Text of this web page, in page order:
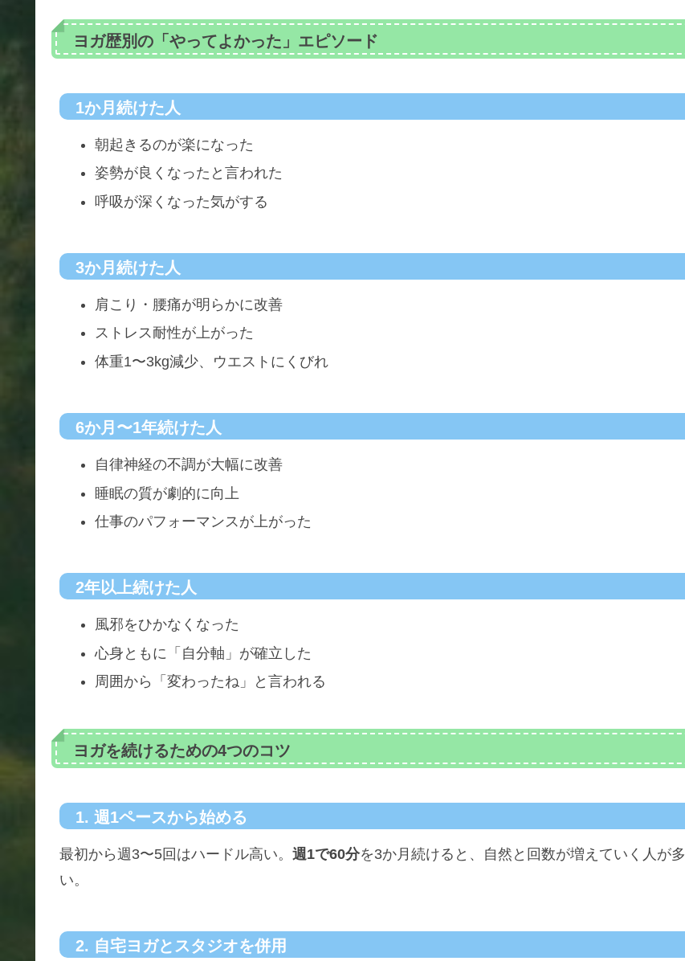
ヨガ歴別の「やってよかった」エピソード
1か月続けた人
朝起きるのが楽になった
姿勢が良くなったと言われた
呼吸が深くなった気がする
3か月続けた人
肩こり・腰痛が明らかに改善
ストレス耐性が上がった
体重1〜3kg減少、ウエストにくびれ
6か月〜1年続けた人
自律神経の不調が大幅に改善
睡眠の質が劇的に向上
仕事のパフォーマンスが上がった
2年以上続けた人
風邪をひかなくなった
心身ともに「自分軸」が確立した
周囲から「変わったね」と言われる
ヨガを続けるための4つのコツ
1. 週1ペースから始める
最初から週3〜5回はハードル高い。 週1で60分を3か月続けると、自然と回数が増えていく人が多
い。
2. 自宅ヨガとスタジオを併用